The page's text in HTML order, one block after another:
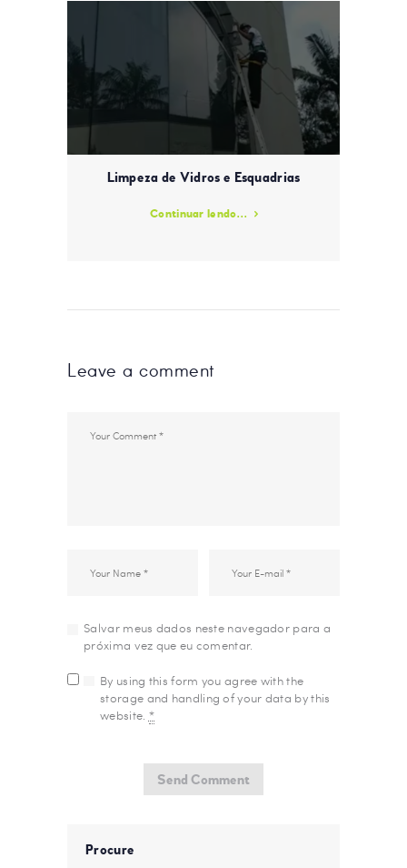
Limpeza de Vidros e Esquadrias
Continuar lendo...
Leave a comment
Salvar meus dados neste navegador para a
próxima vez que eu comentar.
By using this form you agree with the
storage and handling of your data by this
website. *
Procure